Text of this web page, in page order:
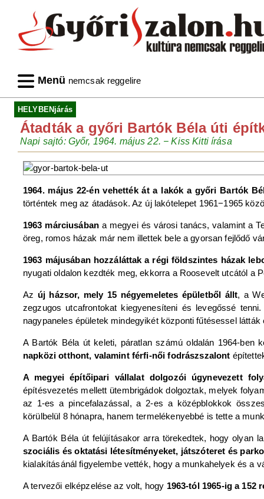
Menü nemcsak reggelire
HELYBENjárás
Átadták a győri Bartók Béla úti
Napi sajtó: Győr, 1964. május 22. − Kiss Kitti írása
1964. május 22-én vehették át a lakók a győri Bartók
történtek meg az átadások. Az új lakótelepet 1961−1965
1963 márciusában a megyei és városi tanács, valamint a
öreg, romos házak már nem illettek bele a gyorsan fejlődő
1963 májusában hozzáláttak a régi földszintes házak
nyugati oldalon kezdték meg, ekkorra a Roosevelt utcától a
Az új házsor, mely 15 négyemeletes épületből állt, a
zegzugos utcafrontokat kiegyenesíteni és levegőssé
nagypaneles épületek mindegyikét központi fűtésessel látták
A Bartók Béla út keleti, páratlan számú oldalán 1964-
napközi otthont, valamint férfi-női fodrászszalont
A megyei építőipari vállalat dolgozói úgynevezett
építésvezetés mellett ütembrigádok dolgoztak, melyek
az 1-es a pincefalazással, a 2-es a középblokkok
körülbelül 8 hónapra, hanem termelékenyebbé is tette a
A Bartók Béla út felújításakor arra törekedtek, hogy olyan
szociális és oktatási létesítményeket, játszóteret és
kialakításánál figyelembe vették, hogy a munkahelyek és a
A tervezői elképzelése az volt, hogy 1963-tól 1965-ig a 152